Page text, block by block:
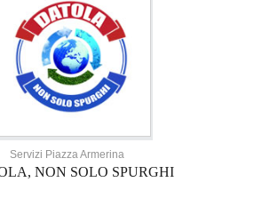
Servizi Piazza Armerina
NON SOLO SPURGHI